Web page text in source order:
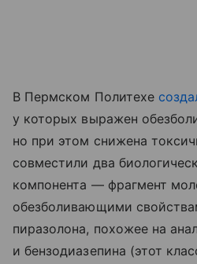
В Пермском Политехе
у которых выражен
но при этом снижена
совместили два
компонента — фрагмент
обезболивающими
пиразолона, похожее на
и бензодиазепина (этот